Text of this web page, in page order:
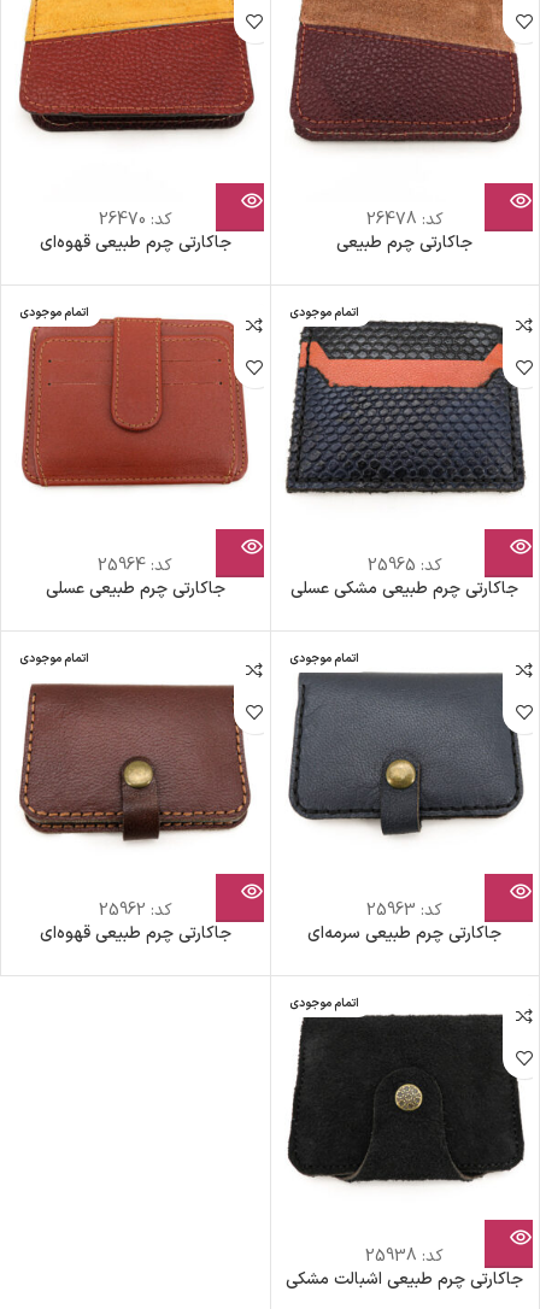
کد: 26478
جاکارتی چرم طبیعی
کد: 26470
جاکارتی چرم طبیعی قهوه‌ای
اتمام موجودی
کد: 25965
جاکارتی چرم طبیعی مشکی عسلی
اتمام موجودی
کد: 25964
جاکارتی چرم طبیعی عسلی
اتمام موجودی
کد: 25963
جاکارتی چرم طبیعی سرمه‌ای
اتمام موجودی
کد: 25962
جاکارتی چرم طبیعی قهوه‌ای
اتمام موجودی
کد: 25938
جاکارتی چرم طبیعی اشبالت مشکی